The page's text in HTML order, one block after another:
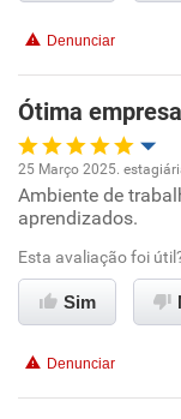
Benefícios
Denunciar
Ótima empresa
Oportunidade de
Ambiente de
Conciliação com
25 Março 2025.
Ambiente de
aprendizados.
Esta avaliação foi
Sim
Denunciar